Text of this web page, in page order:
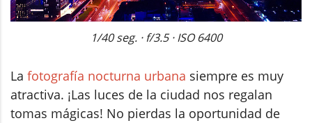
1/40 seg. · f/3.5 · ISO 6400
La fotografía nocturna urbana siempre es muy
atractiva. ¡Las luces de la ciudad nos regalan
tomas mágicas! No pierdas la oportunidad de